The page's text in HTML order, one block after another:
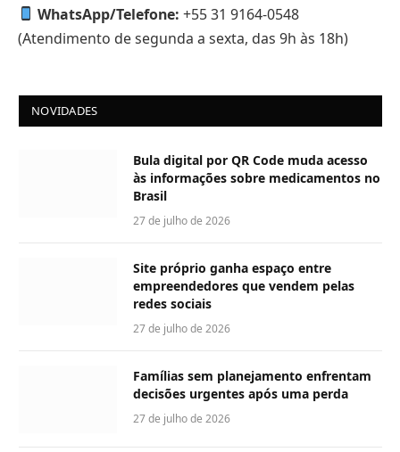
WhatsApp/Telefone: +55 31 9164-0548
(Atendimento de segunda a sexta, das 9h às 18h)
NOVIDADES
Bula digital por QR Code muda acesso
às informações sobre medicamentos no
Brasil
27 de julho de 2026
Site próprio ganha espaço entre
empreendedores que vendem pelas
redes sociais
27 de julho de 2026
Famílias sem planejamento enfrentam
decisões urgentes após uma perda
27 de julho de 2026